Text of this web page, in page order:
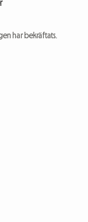
har bekräftats.